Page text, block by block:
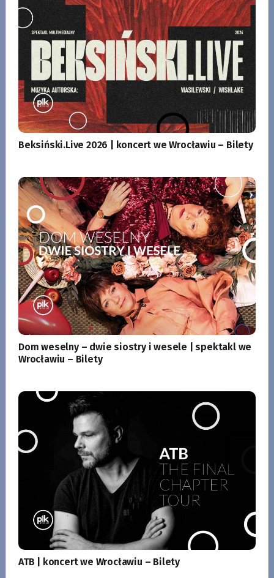
Beksiński.Live 2026 | koncert we Wrocławiu – Bilety
Dom weselny – dwie siostry i wesele | spektakl we
Wrocławiu – Bilety
ATB | koncert we Wrocławiu – Bilety